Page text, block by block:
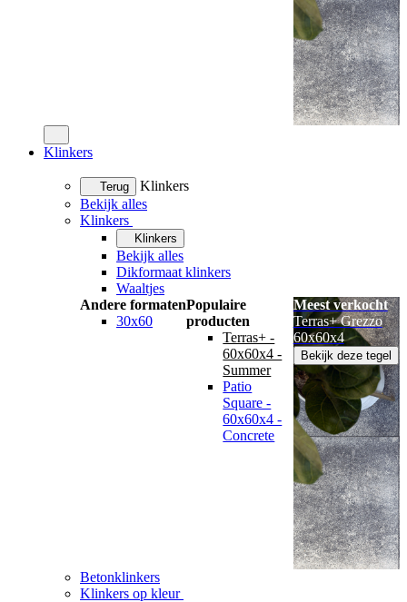
Klinkers
Terug
Klinkers
Bekijk alles
Klinkers
Klinkers
Bekijk alles
Dikformaat klinkers
Waaltjes
Andere formaten
30x60
Populaire
producten
Terras+ -
60x60x4 -
Summer
Patio
Square -
60x60x4 -
Concrete
Meest verkocht
Terras+ Grezzo
60x60x4
Bekijk deze tegel
Betonklinkers
Klinkers op kleur